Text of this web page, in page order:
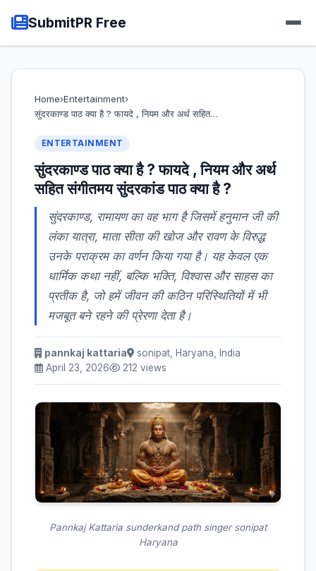
SubmitPR Free
Home›Entertainment›
सुंदरकाण्ड पाठ क्या है ? फायदे , नियम और अर्थ सहित…
ENTERTAINMENT
सुंदरकाण्ड पाठ क्या है ? फायदे , नियम और अर्थ
सहित संगीतमय सुंदरकांड पाठ क्या है ?
सुंदरकाण्ड, रामायण का वह भाग है जिसमें हनुमान जी की
लंका यात्रा, माता सीता की खोज और रावण के विरुद्ध
उनके पराक्रम का वर्णन किया गया है। यह केवल एक
धार्मिक कथा नहीं, बल्कि भक्ति, विश्वास और साहस का
प्रतीक है, जो हमें जीवन की कठिन परिस्थितियों में भी
मजबूत बने रहने की प्रेरणा देता है।
pannkaj kattaria
sonipat, Haryana, India
April 23, 2026
212 views
Pannkaj Kattaria sunderkand path singer sonipat
Haryana